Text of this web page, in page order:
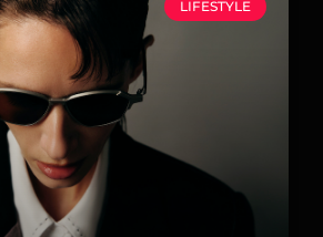
LIFESTYLE